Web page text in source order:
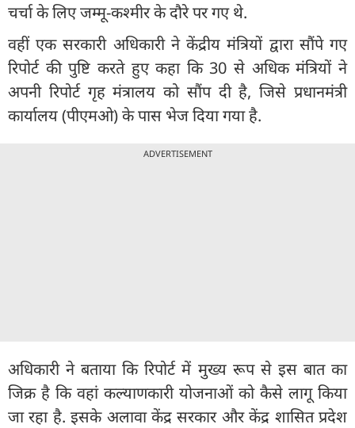
चर्चा के लिए जम्मू-कश्मीर के दौरे पर गए थे.
वहीं एक सरकारी अधिकारी ने केंद्रीय मंत्रियों द्वारा सौंपे गए
रिपोर्ट की पुष्टि करते हुए कहा कि 30 से अधिक मंत्रियों ने
अपनी रिपोर्ट गृह मंत्रालय को सौंप दी है, जिसे प्रधानमंत्री
कार्यालय (पीएमओ) के पास भेज दिया गया है.
ADVERTISEMENT
अधिकारी ने बताया कि रिपोर्ट में मुख्य रूप से इस बात का
जिक्र है कि वहां कल्याणकारी योजनाओं को कैसे लागू किया
जा रहा है. इसके अलावा केंद्र सरकार और केंद्र शासित प्रदेश